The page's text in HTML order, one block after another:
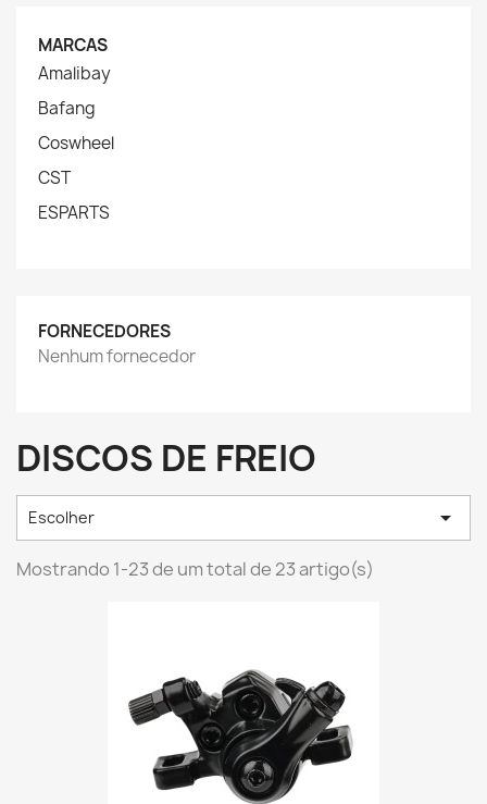
MARCAS
Amalibay
Bafang
Coswheel
CST
ESPARTS
FORNECEDORES
Nenhum fornecedor
DISCOS DE FREIO
Escolher 
Mostrando 1-23 de um total de 23 artigo(s)